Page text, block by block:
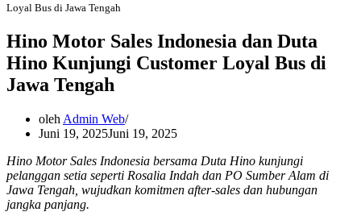
Loyal Bus di Jawa Tengah
Hino Motor Sales Indonesia dan Duta
Hino Kunjungi Customer Loyal Bus di
Jawa Tengah
oleh Admin Web
Juni 19, 2025Juni 19, 2025
Hino Motor Sales Indonesia bersama Duta Hino kunjungi
pelanggan setia seperti Rosalia Indah dan PO Sumber Alam di
Jawa Tengah, wujudkan komitmen after-sales dan hubungan
jangka panjang.